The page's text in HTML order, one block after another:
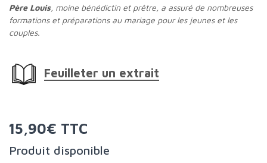
Père Louis, moine bénédictin et prêtre, a assuré de nombreuses
formations et préparations au mariage pour les jeunes et les
couples.
Feuilleter un extrait
15,90€ TTC
Produit disponible